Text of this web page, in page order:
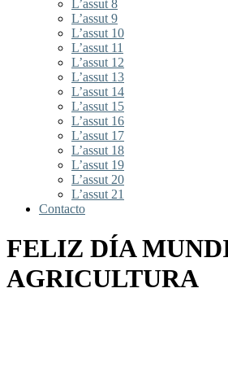
L’assut 8
L’assut 9
L’assut 10
L’assut 11
L’assut 12
L’assut 13
L’assut 14
L’assut 15
L’assut 16
L’assut 17
L’assut 18
L’assut 19
L’assut 20
L’assut 21
Contacto
FELIZ DÍA
AGRICULTURA